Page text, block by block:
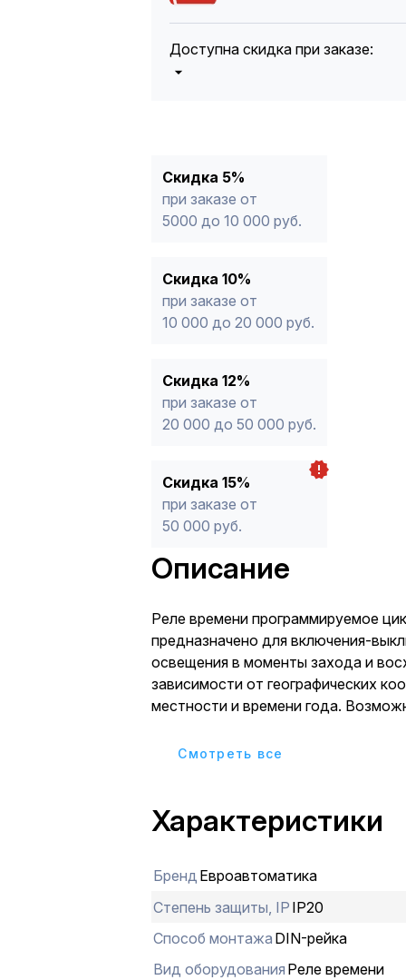
Доступна скидка при заказе:
* -Для заказов, состоящих
продукции, максимальная скидка
Скидка 5%
при заказе от
5000 до 10 000 руб.
Скидка 10%
при заказе от
10 000 до 20 000 руб.
Скидка 12%
при заказе от
20 000 до 50 000 руб.
Скидка 15%
при заказе от
50 000 руб.
Описание
Реле времени программируемое
предназначено для включения-
освещения в моменты захода и
зависимости от географических
местности и времени года.
минут, ночной перерыв, двухканальное,
Cмотреть все
Характеристики
Бренд Евроавтоматика
Степень защиты, IP IP20
Способ монтажа DIN-рейка
Вид оборудования Реле времени